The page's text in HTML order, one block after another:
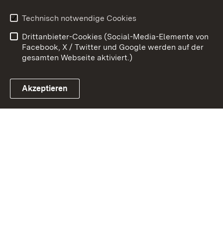
Link zum Landesportal
Barrierefreiheit
Impressum Cookies
Technisch notwendige Cookies
Drittanbieter-Cookies (Social-Media-Elemente von
Facebook, X / Twitter und Google werden auf der
gesamten Webseite aktiviert.)
Akzeptieren